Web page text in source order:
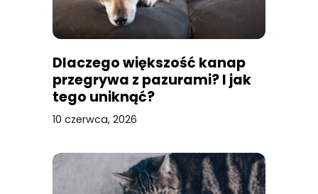
Dlaczego większość kanap
przegrywa z pazurami? I jak
tego uniknąć?
10 czerwca, 2026